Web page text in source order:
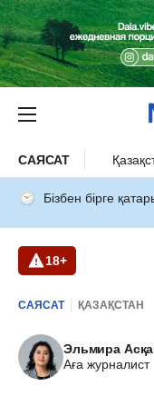
САЯСАТ
Бізбен бірге
18+
САЯСАТ ҚАЗАҚСТАН
Эльмира
Аға журналист